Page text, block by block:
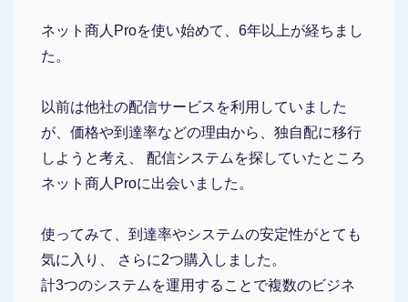
ネット商人Proを使い始めて、6年以上が経ちまし
た。
以前は他社の配信サービスを利用していました
が、価格や到達率などの理由から、独自配に移行
しようと考え、 配信システムを探していたところ
ネット商人Proに出会いました。
使ってみて、到達率やシステムの安定性がとても
気に入り、 さらに2つ購入しました。
計3つのシステムを運用することで複数のビジネ